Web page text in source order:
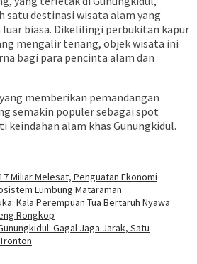
satu destinasi wisata alam yang
biasa. Dikelilingi perbukitan kapur
mengalir tenang, objek wisata ini
bagi para pencinta alam dan
memberikan pemandangan
semakin populer sebagai spot
alam khas Gunungkidul.
Miliar Melesat, Penguatan Ekonomi
Lumbung Mataraman
Kala Perempuan Tua Bertaruh Nyawa
Rongkop
Gagal Jaga Jarak, Satu